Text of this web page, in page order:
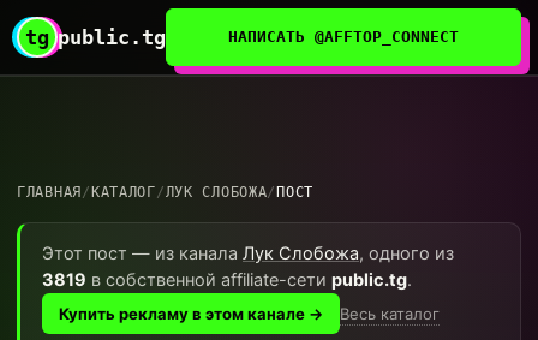
tg public.tg НАПИСАТЬ @AFFTOP_CONNECT
ГЛАВНАЯ / КАТАЛОГ/ЛУК СЛОБОЖА/ ПОСТ
Этот пост — из канала Лук Слобожа, одного из
3819 в собственной affiliate-сети public.tg.
Купить рекламу в этом канале → Весь каталог